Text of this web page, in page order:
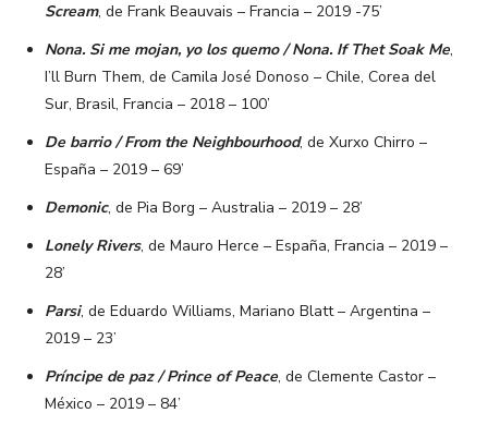
Scream, de Frank Beauvais – Francia – 2019 -75’
Nona. Si me mojan, yo los quemo / Nona. If Thet Soak Me,
I’ll Burn Them, de Camila José Donoso – Chile, Corea del
Sur, Brasil, Francia – 2018 – 100’
De barrio / From the Neighbourhood, de Xurxo Chirro –
España – 2019 – 69’
Demonic, de Pia Borg – Australia – 2019 – 28’
Lonely Rivers, de Mauro Herce – España, Francia – 2019 –
28’
Parsi, de Eduardo Williams, Mariano Blatt – Argentina –
2019 – 23’
Príncipe de paz / Prince of Peace, de Clemente Castor –
México – 2019 – 84’